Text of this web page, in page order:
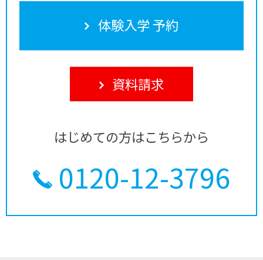
体験入学 予約
資料請求
はじめての方はこちらから
0120-12-3796